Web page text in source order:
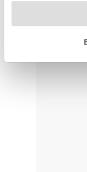
fitxategiak erabiltzen
esplizitua ematen